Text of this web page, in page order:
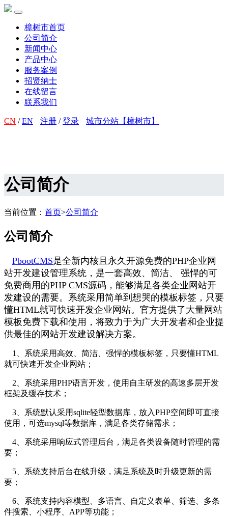
樟树市首页
公司简介
新闻中心
产品中心
服务案例
招贤纳士
在线留言
联系我们
CN /EN 注册 /登录 城市分站【樟树市】
公司简介
当前位置： 首页>公司简介
公司简介
PbootCMS是全新内核且永久开源免费的PHP企业网
站开发建设管理系统，是一套高效、简洁、 强悍的可
免费商用的PHP CMS源码，能够满足各类企业网站开
发建设的需要。系统采用简单到想哭的模板标签，只要
懂HTML就可快速开发企业网站。官方提供了大量网站
模板免费下载和使用，将致力于为广大开发者和企业提
供最佳的网站开发建设解决方案。
1、系统采用高效、简洁、强悍的模板标签，只要懂HTML
就可快速开发企业网站；
2、系统采用PHP语言开发，使用自主研发的高速多层开发
框架及缓存技术；
3、系统默认采用sqlite轻型数据库，放入PHP空间即可直接
使用，可选mysql等数据库，满足各类存储需求；
4、系统采用响应式管理后台，满足各类设备随时管理的需
要；
5、系统支持后台在线升级，满足系统及时升级更新的需
要；
6、系统支持内容模型、多语言、自定义表单、筛选、多条
件搜索、小程序、APP等功能；